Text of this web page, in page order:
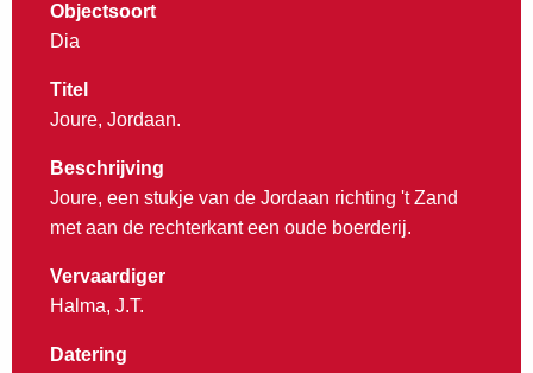
Objectsoort
Dia
Titel
Joure, Jordaan.
Beschrijving
Joure, een stukje van de Jordaan richting 't Zand
met aan de rechterkant een oude boerderij.
Vervaardiger
Halma, J.T.
Datering